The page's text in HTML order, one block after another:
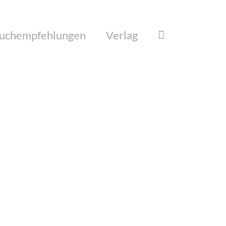
Verlag